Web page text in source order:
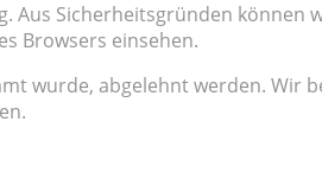
Sicherheitsgründen können
Browsers einsehen.
wurde, abgelehnt werden. Wir